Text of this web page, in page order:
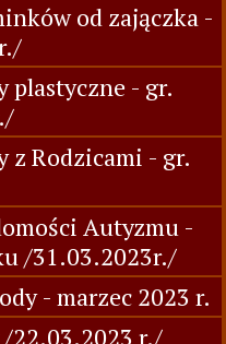
od zajączka -
plastyczne - gr.
z Rodzicami - gr.
Autyzmu -
/31.03.2023r./
- marzec 2023 r.
22.03.2023 r./